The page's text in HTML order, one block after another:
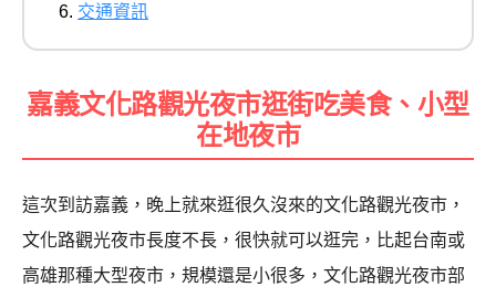
交通資訊
嘉義文化路觀光夜市逛街吃美食、小型
在地夜市
這次到訪嘉義，晚上就來逛很久沒來的文化路觀光夜市，
文化路觀光夜市長度不長，很快就可以逛完，比起台南或
高雄那種大型夜市，規模還是小很多，文化路觀光夜市部